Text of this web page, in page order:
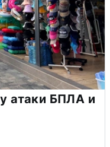
атаки БПЛА и